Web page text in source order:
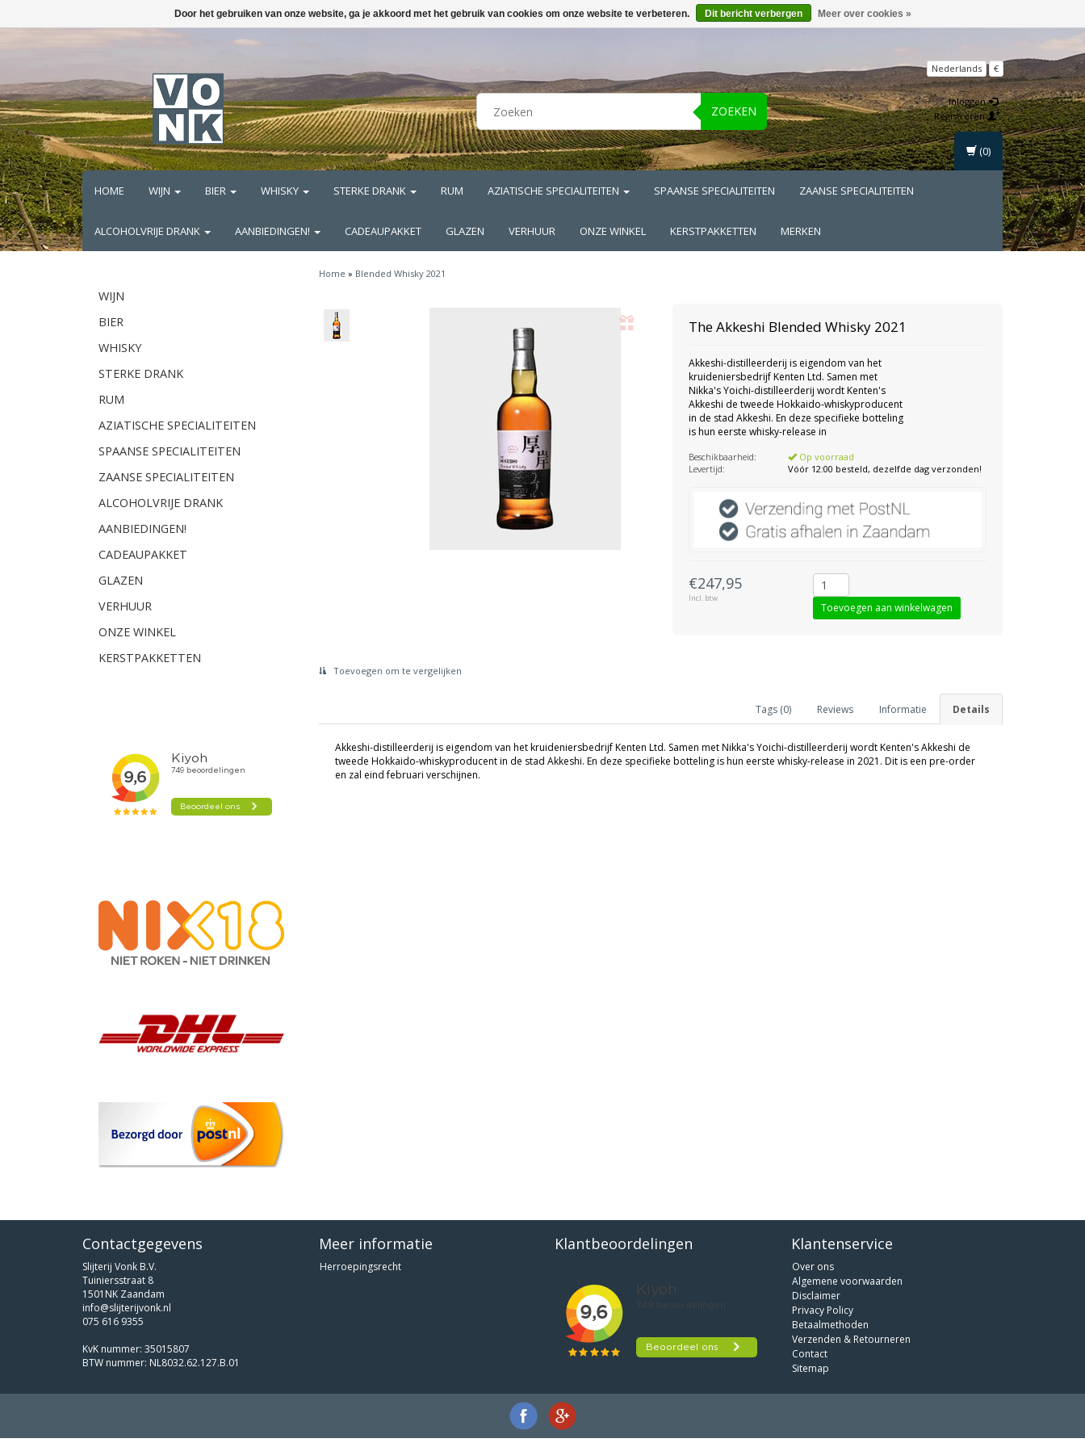
ZOEKEN
Nederlands €
Inloggen
Registreren
HOME WIJN BIER WHISKY STERKE DRANK RUM AZIATISCHE SPECIALITEITEN SPAANSE SPECIALITEITEN ZAANSE SPECIALITEITEN
ALCOHOLVRIJE DRANK AANBIEDINGEN! CADEAUPAKKET GLAZEN VERHUUR ONZE WINKEL KERSTPAKKETTEN MERKEN
(0)
WIJN
BIER
WHISKY
STERKE DRANK
RUM
AZIATISCHE SPECIALITEITEN
SPAANSE SPECIALITEITEN
ZAANSE SPECIALITEITEN
ALCOHOLVRIJE DRANK
AANBIEDINGEN!
CADEAUPAKKET
GLAZEN
VERHUUR
ONZE WINKEL
KERSTPAKKETTEN
Home » Blended Whisky 2021
The Akkeshi Blended Whisky 2021
Akkeshi-distilleerderij is eigendom van het
kruideniersbedrijf Kenten Ltd. Samen met
Nikka's Yoichi-distilleerderij wordt Kenten's
Akkeshi de tweede Hokkaido-whiskyproducent
in de stad Akkeshi. En deze specifieke botteling
is hun eerste whisky-release in
Beschikbaarheid:
Op voorraad
Levertijd:
Vóór 12:00 besteld, dezelfde dag verzonden!
€247,95
Incl. btw
Toevoegen om te vergelijken
Details
Informatie
Reviews
Tags (0)
Akkeshi-distilleerderij is eigendom van het kruideniersbedrijf Kenten Ltd. Samen met Nikka's Yoichi-distilleerderij wordt Kenten's Akkeshi de
tweede Hokkaido-whiskyproducent in de stad Akkeshi. En deze specifieke botteling is hun eerste whisky-release in 2021. Dit is een pre-order
en zal eind februari verschijnen.
Contactgegevens
Slijterij Vonk B.V.
Tuiniersstraat 8
1501NK Zaandam
info@slijterijvonk.nl
075 616 9355
KvK nummer: 35015807
BTW nummer: NL8032.62.127.B.01
Meer informatie
Herroepingsrecht
Klantbeoordelingen Klantenservice
Over ons
Algemene voorwaarden
Disclaimer
Privacy Policy
Betaalmethoden
Verzenden & Retourneren
Contact
Sitemap
Door het gebruiken van onze website, ga je akkoord met het gebruik van cookies om onze website te verbeteren. Dit bericht verbergen Meer over cookies »